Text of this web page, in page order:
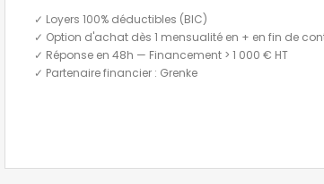
✓ Loyers 100% déductibles (BIC)
✓ Option d'achat dès 1 mensualité en + en fin de
✓ Réponse en 48h — Financement > 1 000 € HT
✓ Partenaire financier : Grenke